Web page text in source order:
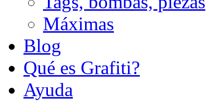
Máximas
Blog
Qué es Grafiti?
Ayuda